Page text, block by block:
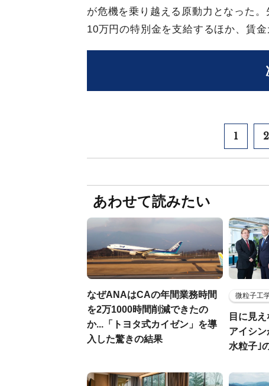
が危機を乗り越える原動力となった
10万円の特別金を支給するほか、賃
1 2
あわせて読みたい
なぜANAはCAの年間業務時間
を2万1000時間削減できたの
か...「トヨタ式カイゼン」を導
入した驚きの結果
微粒子工
目に見
アイシ
水粒子｣